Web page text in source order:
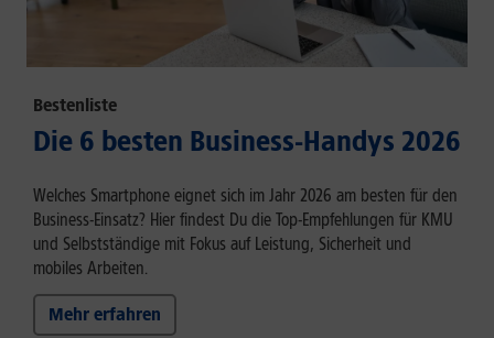
Bestenliste
Die 6 besten Business-Handys 2026
Welches Smartphone eignet sich im Jahr 2026 am besten für den
Business-Einsatz? Hier findest Du die Top-Empfehlungen für KMU
und Selbstständige mit Fokus auf Leistung, Sicherheit und
mobiles Arbeiten.
Mehr erfahren